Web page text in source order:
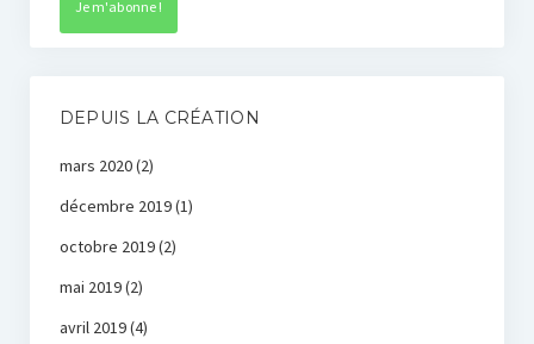
DEPUIS LA CRÉATION
mars 2020(2)
décembre 2019(1)
octobre 2019(2)
mai 2019(2)
avril 2019(4)